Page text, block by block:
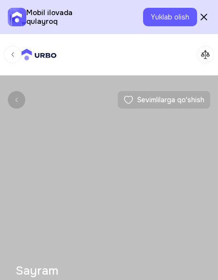
Mobil ilovada
qulayroq
Yuklab olish
Sevimlilarga qo'shish
Sayram